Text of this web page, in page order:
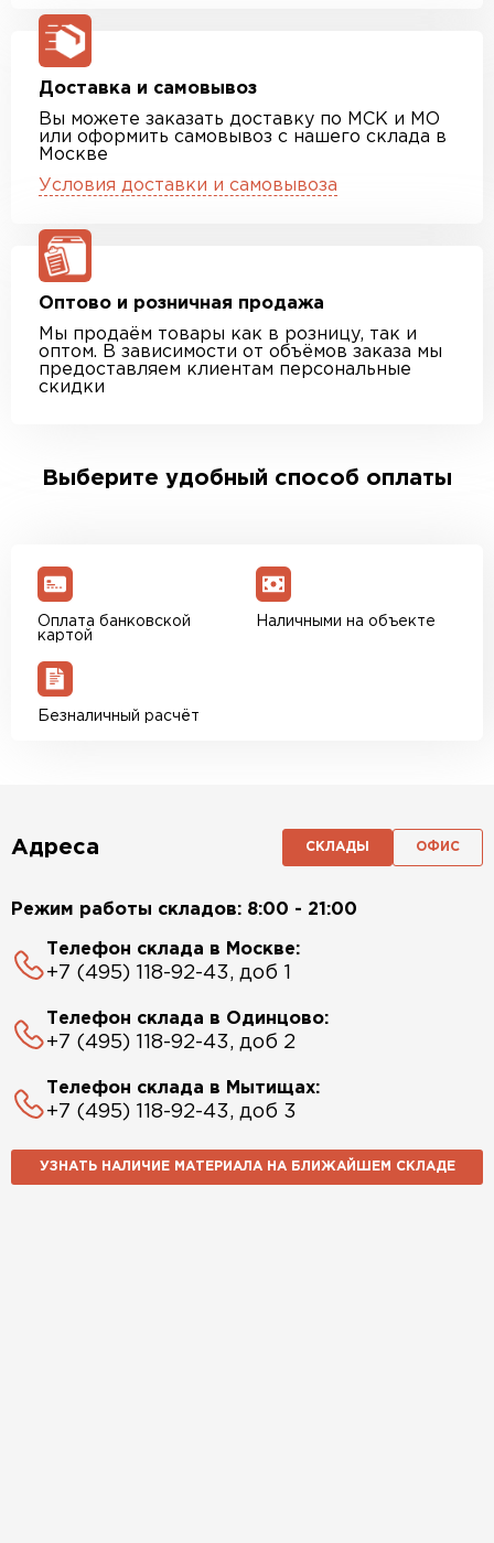
Доставка и самовывоз
Вы можете заказать доставку по МСК и МО
или оформить самовывоз с нашего склада в
Москве
Условия доставки и самовывоза
Оптово и розничная продажа
Мы продаём товары как в розницу, так и
оптом. В зависимости от объёмов заказа мы
предоставляем клиентам персональные
скидки
Выберите удобный способ оплаты
Оплата банковской
картой
Наличными на объекте
Безналичный расчёт
Адреса СКЛАДЫ ОФИС
Режим работы складов: 8:00 - 21:00
Телефон склада в Москве:
+7 (495) 118-92-43, доб 1
Телефон склада в Одинцово:
+7 (495) 118-92-43, доб 2
Телефон склада в Мытищах:
+7 (495) 118-92-43, доб 3
УЗНАТЬ НАЛИЧИЕ МАТЕРИАЛА НА БЛИЖАЙШЕМ СКЛАДЕ